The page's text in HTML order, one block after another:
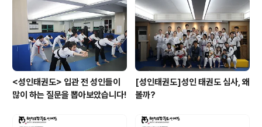
<성인태권도> 입관 전 성인들이
많이 하는 질문을 뽑아보았습니다!
[성인태권도]성인 태권도 심사, 왜
볼까?